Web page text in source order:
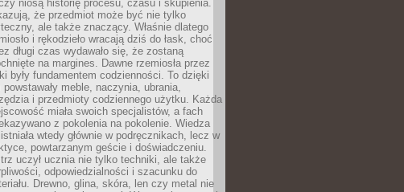
niosą historię procesu, czasu i skupienia.
że przedmiot może być nie tylko
ale także znaczący. Właśnie dlatego
i rękodzieło wracają dziś do łask, choć
długi czas wydawało się, że zostaną
na margines. Dawne rzemiosła przez
były fundamentem codzienności. To dzięki
powstawały meble, naczynia, ubrania,
i przedmioty codziennego użytku. Każda
miała swoich specjalistów, a fach
z pokolenia na pokolenie. Wiedza
wtedy głównie w podręcznikach, lecz w
powtarzanym geście i doświadczeniu.
uczył ucznia nie tylko techniki, ale także
odpowiedzialności i szacunku do
Drewno, glina, skóra, len czy metal nie